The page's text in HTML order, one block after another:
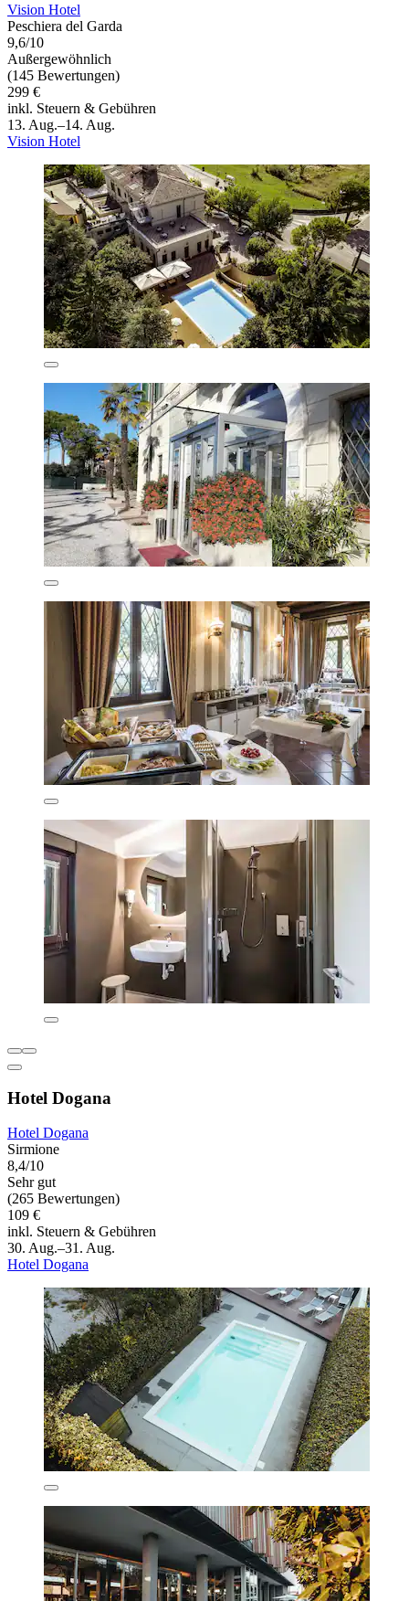
Vision Hotel
Peschiera del Garda
9,6/10
Außergewöhnlich
(145 Bewertungen)
299 €
inkl. Steuern & Gebühren
13. Aug.–14. Aug.
Vision Hotel
Hotel Dogana
Hotel Dogana
Sirmione
8,4/10
Sehr gut
(265 Bewertungen)
109 €
inkl. Steuern & Gebühren
30. Aug.–31. Aug.
Hotel Dogana